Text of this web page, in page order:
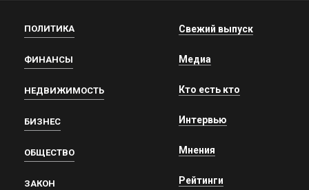
ПОЛИТИКА
ФИНАНСЫ
НЕДВИЖИМОСТЬ
БИЗНЕС
ОБЩЕСТВО
ЗАКОН
Свежий выпуск
Медиа
Кто есть кто
Интервью
Мнения
Рейтинги